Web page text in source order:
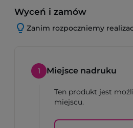
Wyceń i zamów
Zanim rozpoczniemy
1 Miejsce nadruku
Ten produkt jest
miejscu.